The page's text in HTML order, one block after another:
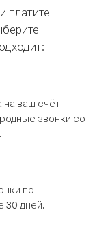
платите
на ваш счёт
звонки со
по
30 дней.